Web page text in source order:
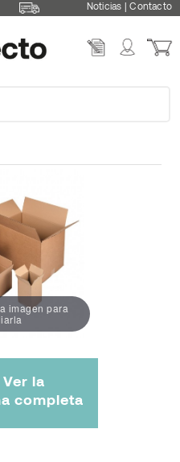
Noticias |Contacto
imagen para
Ver la
completa